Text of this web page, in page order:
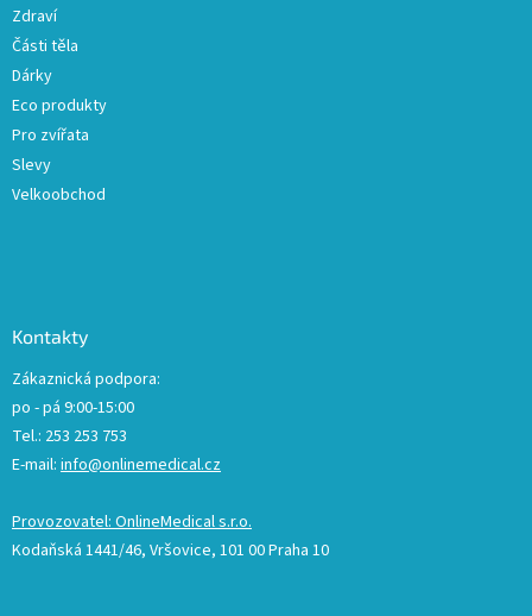
Zdraví
Části těla
Dárky
Eco produkty
Pro zvířata
Slevy
Velkoobchod
Kontakty
Zákaznická podpora:
po - pá 9:00-15:00
Tel.: 253 253 753
E-mail: info@onlinemedical.cz
Provozovatel: OnlineMedical s.r.o.
Kodaňská 1441/46, Vršovice, 101 00 Praha 10